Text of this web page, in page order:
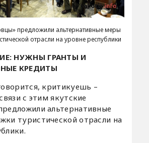
предложили альтернативные меры
отрасли на уровне республики
НУЖНЫ ГРАНТЫ И
КРЕДИТЫ
критикуешь –
с этим якутские
альтернативные
туристической отрасли на